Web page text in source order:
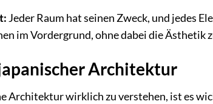
Jeder Raum hat seinen Zweck, und jedes
im Vordergrund, ohne dabei die Ästhetik
Architektur
Architektur wirklich zu verstehen, ist es